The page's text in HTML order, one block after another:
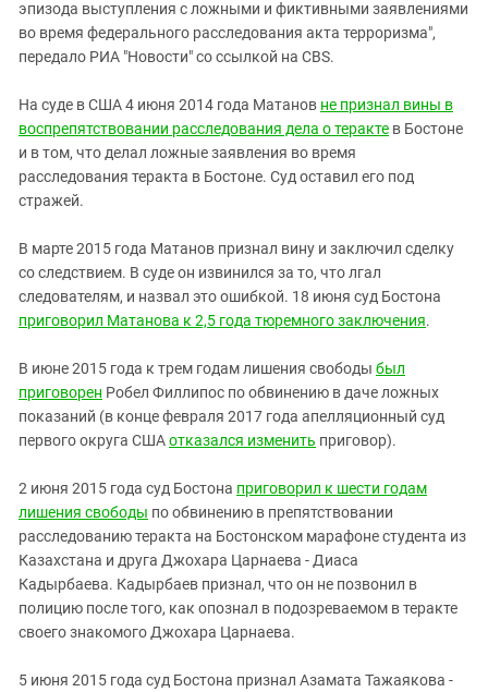
эпизода выступления с ложными и фиктивными заявлениями
во время федерального расследования акта терроризма",
передало РИА "Новости" со ссылкой на CBS.
На суде в США 4 июня 2014 года Матанов не признал вины в
воспрепятствовании расследования дела о теракте в Бостоне
и в том, что делал ложные заявления во время
расследования теракта в Бостоне. Суд оставил его под
стражей.
В марте 2015 года Матанов признал вину и заключил сделку
со следствием. В суде он извинился за то, что лгал
следователям, и назвал это ошибкой. 18 июня суд Бостона
приговорил Матанова к 2,5 года тюремного заключения.
В июне 2015 года к трем годам лишения свободы был
приговорен Робел Филлипос по обвинению в даче ложных
показаний (в конце февраля 2017 года апелляционный суд
первого округа СШАотказался изменить приговор).
2 июня 2015 года суд Бостона приговорил к шести годам
лишения свободы по обвинению в препятствовании
расследованию теракта на Бостонском марафоне студента из
Казахстана и друга Джохара Царнаева - Диаса
Кадырбаева. Кадырбаев признал, что он не позвонил в
полицию после того, как опознал в подозреваемом в теракте
своего знакомого Джохара Царнаева.
5 июня 2015 года суд Бостона признал Азамата Тажаякова -